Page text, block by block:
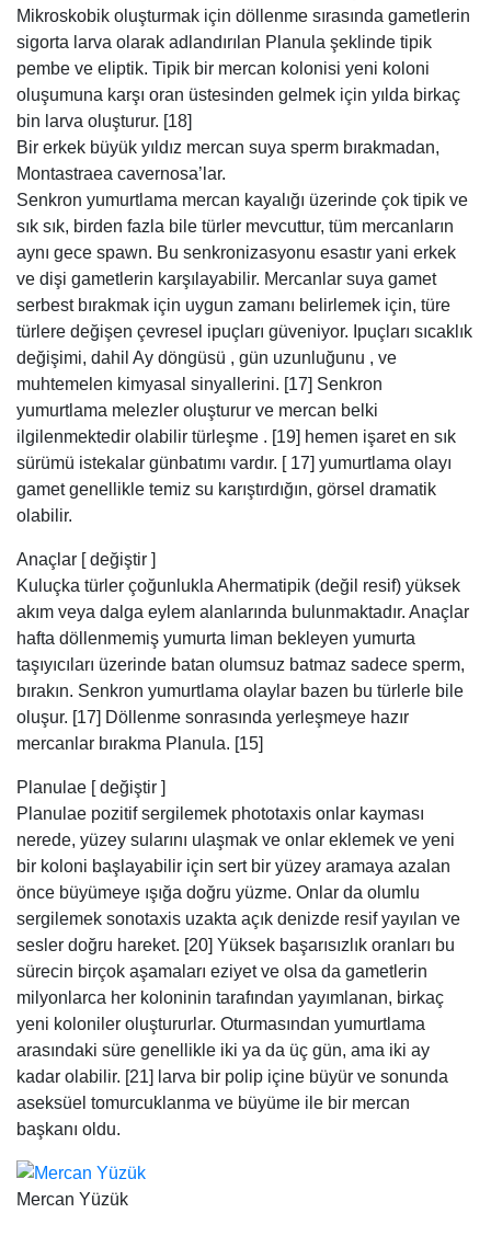
Mikroskobik oluşturmak için döllenme sırasında gametlerin
sigorta larva olarak adlandırılan Planula şeklinde tipik
pembe ve eliptik. Tipik bir mercan kolonisi yeni koloni
oluşumuna karşı oran üstesinden gelmek için yılda birkaç
bin larva oluşturur. [18]
Bir erkek büyük yıldız mercan suya sperm bırakmadan,
Montastraea cavernosa’lar.
Senkron yumurtlama mercan kayalığı üzerinde çok tipik ve
sık sık, birden fazla bile türler mevcuttur, tüm mercanların
aynı gece spawn. Bu senkronizasyonu esastır yani erkek
ve dişi gametlerin karşılayabilir. Mercanlar suya gamet
serbest bırakmak için uygun zamanı belirlemek için, türe
türlere değişen çevresel ipuçları güveniyor. Ipuçları sıcaklık
değişimi, dahil Ay döngüsü , gün uzunluğunu , ve
muhtemelen kimyasal sinyallerini. [17] Senkron
yumurtlama melezler oluşturur ve mercan belki
ilgilenmektedir olabilir türleşme . [19] hemen işaret en sık
sürümü istekalar günbatımı vardır. [ 17] yumurtlama olayı
gamet genellikle temiz su karıştırdığın, görsel dramatik
olabilir.
Anaçlar [ değiştir ]
Kuluçka türler çoğunlukla Ahermatipik (değil resif) yüksek
akım veya dalga eylem alanlarında bulunmaktadır. Anaçlar
hafta döllenmemiş yumurta liman bekleyen yumurta
taşıyıcıları üzerinde batan olumsuz batmaz sadece sperm,
bırakın. Senkron yumurtlama olaylar bazen bu türlerle bile
oluşur. [17] Döllenme sonrasında yerleşmeye hazır
mercanlar bırakma Planula. [15]
Planulae [ değiştir ]
Planulae pozitif sergilemek phototaxis onlar kayması
nerede, yüzey sularını ulaşmak ve onlar eklemek ve yeni
bir koloni başlayabilir için sert bir yüzey aramaya azalan
önce büyümeye ışığa doğru yüzme. Onlar da olumlu
sergilemek sonotaxis uzakta açık denizde resif yayılan ve
sesler doğru hareket. [20] Yüksek başarısızlık oranları bu
sürecin birçok aşamaları eziyet ve olsa da gametlerin
milyonlarca her koloninin tarafından yayımlanan, birkaç
yeni koloniler oluştururlar. Oturmasından yumurtlama
arasındaki süre genellikle iki ya da üç gün, ama iki ay
kadar olabilir. [21] larva bir polip içine büyür ve sonunda
aseksüel tomurcuklanma ve büyüme ile bir mercan
başkanı oldu.
Mercan Yüzük